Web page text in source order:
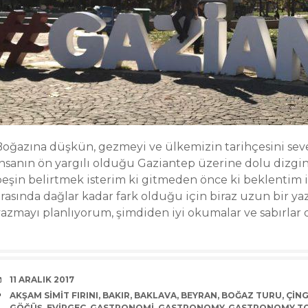
düşkün, gezmeyi ve ülkemizin tarihçesini
ön yargılı olduğu Gaziantep üzerine dolu dizgin
belirtmek isterim ki gitmeden önce ki
dağlar kadar fark olduğu için biraz uzun bir
planlıyorum, şimdiden iyi okumalar ve sabırlar
DATE
11 ARALIK 2017
TAGS
AKŞAM SIMIT FIRINI, BAKIR, BAKLAVA, BEYRAN, BOĞAZ TURU,